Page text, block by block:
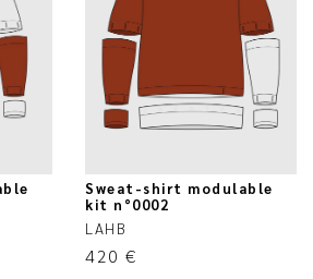
Sweat-shirt modulable
kit n°0002
LAHB
420 €